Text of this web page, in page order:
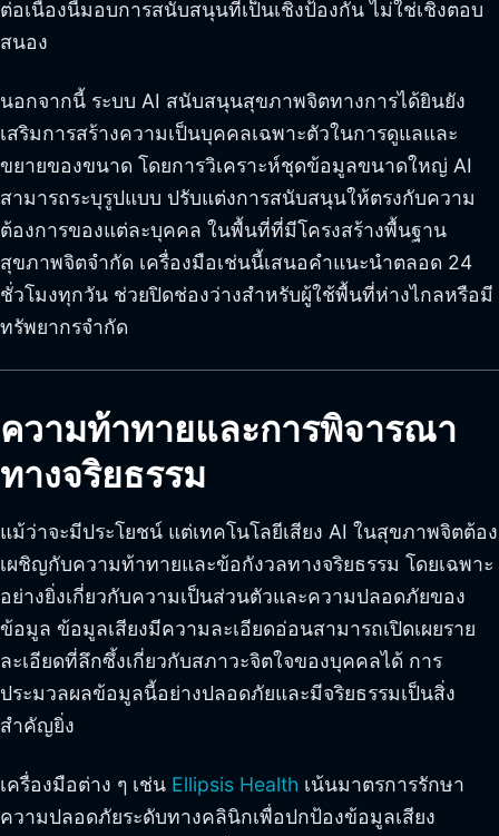
ต่อเนื่องนี้มอบการสนับสนุนที่เป็นเชิงป้องกัน ไม่ใช่เชิงตอบ
สนอง
นอกจากนี้ ระบบ AI สนับสนุนสุขภาพจิตทางการได้ยินยัง
เสริมการสร้างความเป็นบุคคลเฉพาะตัวในการดูแลและ
ขยายของขนาด โดยการวิเคราะห์ชุดข้อมูลขนาดใหญ่ AI
สามารถระบุรูปแบบ ปรับแต่งการสนับสนุนให้ตรงกับความ
ต้องการของแต่ละบุคคล ในพื้นที่ที่มีโครงสร้างพื้นฐาน
สุขภาพจิตจำกัด เครื่องมือเช่นนี้เสนอคำแนะนำตลอด 24
ชั่วโมงทุกวัน ช่วยปิดช่องว่างสำหรับผู้ใช้พื้นที่ห่างไกลหรือมี
ทรัพยากรจำกัด
ความท้าทายและการพิจารณา
ทางจริยธรรม
แม้ว่าจะมีประโยชน์ แต่เทคโนโลยีเสียง AI ในสุขภาพจิตต้อง
เผชิญกับความท้าทายและข้อกังวลทางจริยธรรม โดยเฉพาะ
อย่างยิ่งเกี่ยวกับความเป็นส่วนตัวและความปลอดภัยของ
ข้อมูล ข้อมูลเสียงมีความละเอียดอ่อนสามารถเปิดเผยราย
ละเอียดที่ลึกซึ้งเกี่ยวกับสภาวะจิตใจของบุคคลได้ การ
ประมวลผลข้อมูลนี้อย่างปลอดภัยและมีจริยธรรมเป็นสิ่ง
สำคัญยิ่ง
เครื่องมือต่าง ๆ เช่น Ellipsis Health เน้นมาตรการรักษา
ความปลอดภัยระดับทางคลินิกเพื่อปกป้องข้อมูลเสียง